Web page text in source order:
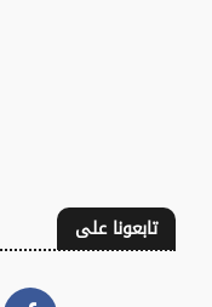
تابعونا على